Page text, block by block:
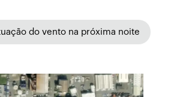
do vento na próxima noite